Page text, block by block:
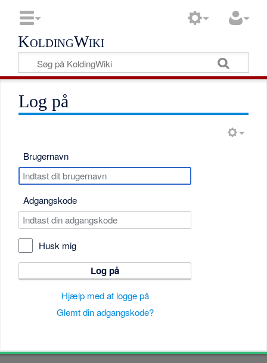
KoldingWiki
Log på
Brugernavn
Adgangskode
Husk mig
Log på
Hjælp med at logge på
Glemt din adgangskode?